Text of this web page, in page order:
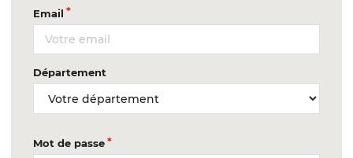
Email
Département
Mot de passe